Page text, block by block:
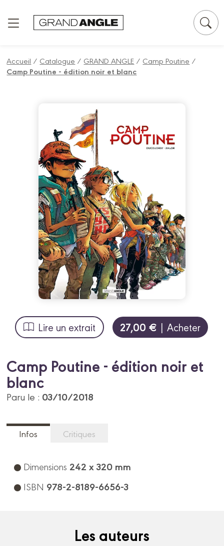
Accueil / Catalogue / GRAND ANGLE / Camp Poutine /
Camp Poutine - édition noir et blanc
Lire un extrait 27,00 € | Acheter
Camp Poutine - édition noir et
blanc
Paru le : 03/10/2018
Infos Critiques
Dimensions 242 x 320 mm
ISBN 978-2-8189-6656-3
Les auteurs